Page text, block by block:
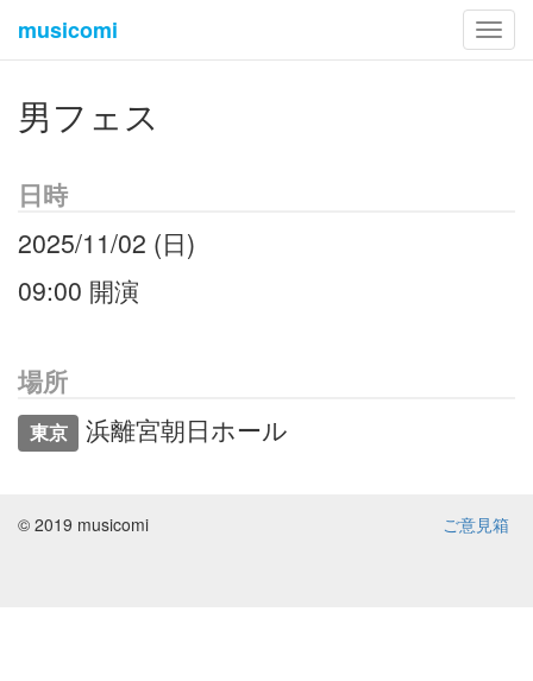
musicomi
男フェス
日時
2025/11/02 (日)
09:00 開演
場所
東京 浜離宮朝日ホール
© 2019 musicomi ご意見箱